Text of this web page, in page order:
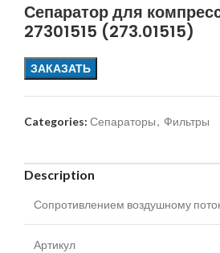
Сепаратор для
27301515 (273.01515)
ЗАКАЗАТЬ
Categories: Сепараторы, Фильтры
Description
Сопротивлением воздушному
Артикул